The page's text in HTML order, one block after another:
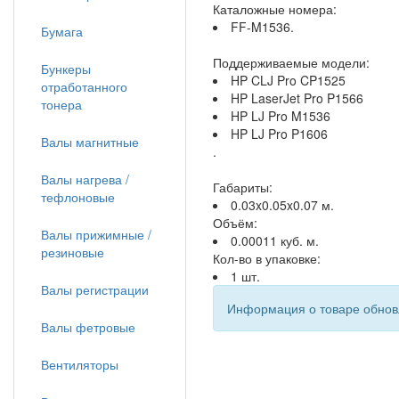
Каталожные номера:
FF-M1536.
Поддерживаемые модели:
HP CLJ Pro CP1525
HP LaserJet Pro P1566
HP LJ Pro M1536
HP LJ Pro P1606
.
Габариты:
0.03x0.05x0.07 м.
Объём:
0.00011 куб. м.
Кол-во в упаковке:
1 шт.
Информация о товаре
Бумага
Бункеры
отработанного
тонера
Валы магнитные
Валы нагрева /
тефлоновые
Валы прижимные /
резиновые
Валы регистрации
Валы фетровые
Вентиляторы